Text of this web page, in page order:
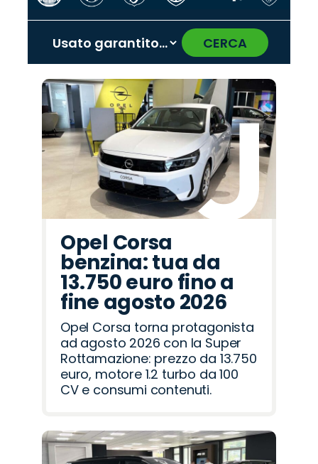
CERCA
Promo
Hyundai
Promo
Abarth
Promo
Mazda
Promo
Jeep
Promo
Alfa
Romeo
Promo
Opel
Promo
Peugeot
Promo
Omoda
Promo
Land
Rover
Promo
Lancia
Promo
Seat
Promo
Jaecoo
Promo
Cupra
Promo
Fiat
Promo
Citroën
‹ ›
Opel Corsa
benzina: tua da
13.750 euro fino a
fine agosto 2026
Opel Corsa torna protagonista
ad agosto 2026 con la Super
Rottamazione: prezzo da 13.750
euro, motore 1.2 turbo da 100
CV e consumi contenuti.